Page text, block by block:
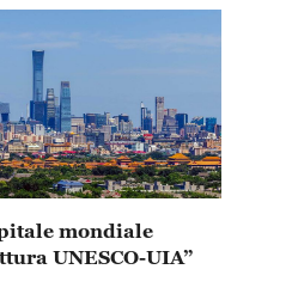
mondiale
UNESCO-UIA”